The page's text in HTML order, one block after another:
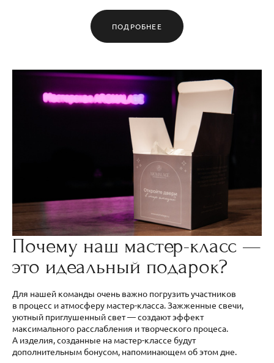
ПОДРОБНЕЕ
Почему наш мастер-класс —
это идеальный подарок?
Для нашей команды очень важно погрузить участников
в процесс и атмосферу мастер-класса. Зажженные свечи,
уютный приглушенный свет — создают эффект
максимального расслабления и творческого процеса.
А изделия, созданные на мастер-классе будут
дополнительным бонусом, напоминающем об этом дне.